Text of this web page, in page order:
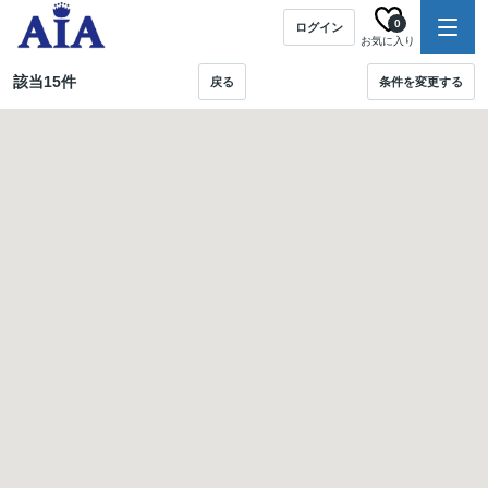
ログイン
お気に入り
0
該当15件 戻る 条件を変更する